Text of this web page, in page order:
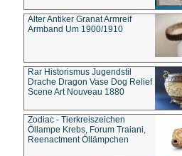
Alter Antiker Granat Armreif
Armband Um 1900/1910
Rar Historismus Jugendstil
Drache Dragon Vase Dog Relief
Scene Art Nouveau 1880
Zodiac - Tierkreiszeichen
Öllampe Krebs, Forum Traiani,
Reenactment Öllämpchen